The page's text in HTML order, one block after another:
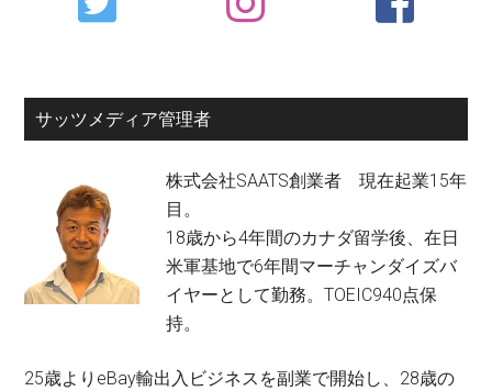
Sidebar
サッツメディア管理者
株式会社SAATS創業者 現在起業15年
目。
18歳から4年間のカナダ留学後、在日
米軍基地で6年間マーチャンダイズバ
イヤーとして勤務。TOEIC940点保
持。
25歳よりeBay輸出入ビジネスを副業で開始し、28歳の